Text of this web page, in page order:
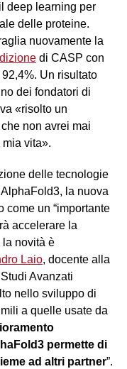
deep learning per
delle proteine.
nuovamente la
di CASP con
Un risultato
dei fondatori di
«risolto un
non avrei mai
vita».
delle tecnologie
la nuova
come un “importante
accelerare la
la novità è
Laio, docente alla
Avanzati
nello sviluppo di
a quelle usate da
permette di
ad altri partner”.